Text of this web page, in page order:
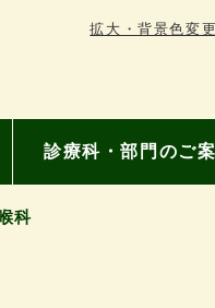
拡大・背景色変
診療科・部門のご
科